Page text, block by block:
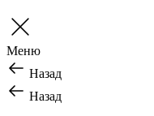
Меню
Назад
Назад